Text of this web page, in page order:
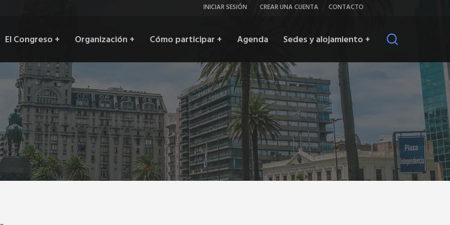
Contacto
CONTACTO
Iniciar
INICIAR SESIÓN CREAR UNA CUENTA
Main
El Congreso + Organización + Cómo participar + Agenda Sedes y alojamiento +